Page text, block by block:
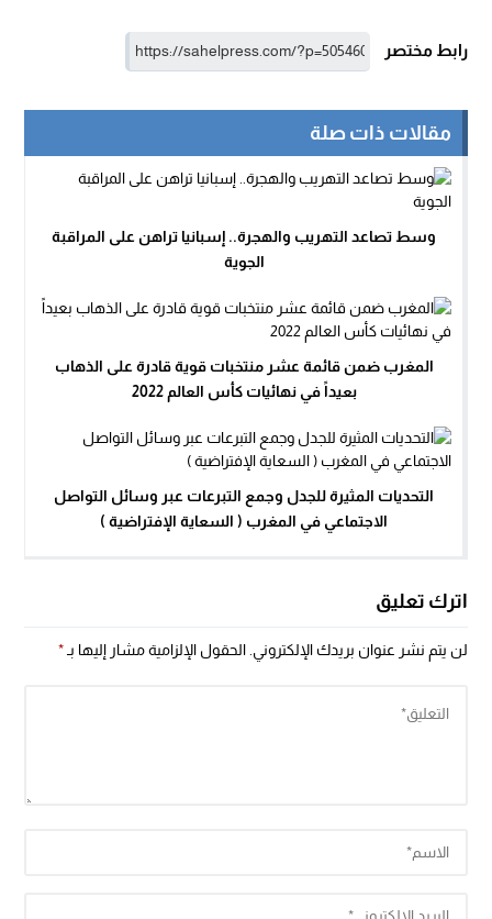
رابط مختصر
مقالات ذات صلة
وسط تصاعد التهريب والهجرة.. إسبانيا تراهن على المراقبة
الجوية
المغرب ضمن قائمة عشر منتخبات قوية قادرة على الذهاب
بعيداً في نهائيات كأس العالم 2022
التحديات المثيرة للجدل وجمع التبرعات عبر وسائل التواصل
الاجتماعي في المغرب ( السعاية الإفتراضية )
اترك تعليق
لن يتم نشر عنوان بريدك الإلكتروني. الحقول الإلزامية مشار إليها بـ*